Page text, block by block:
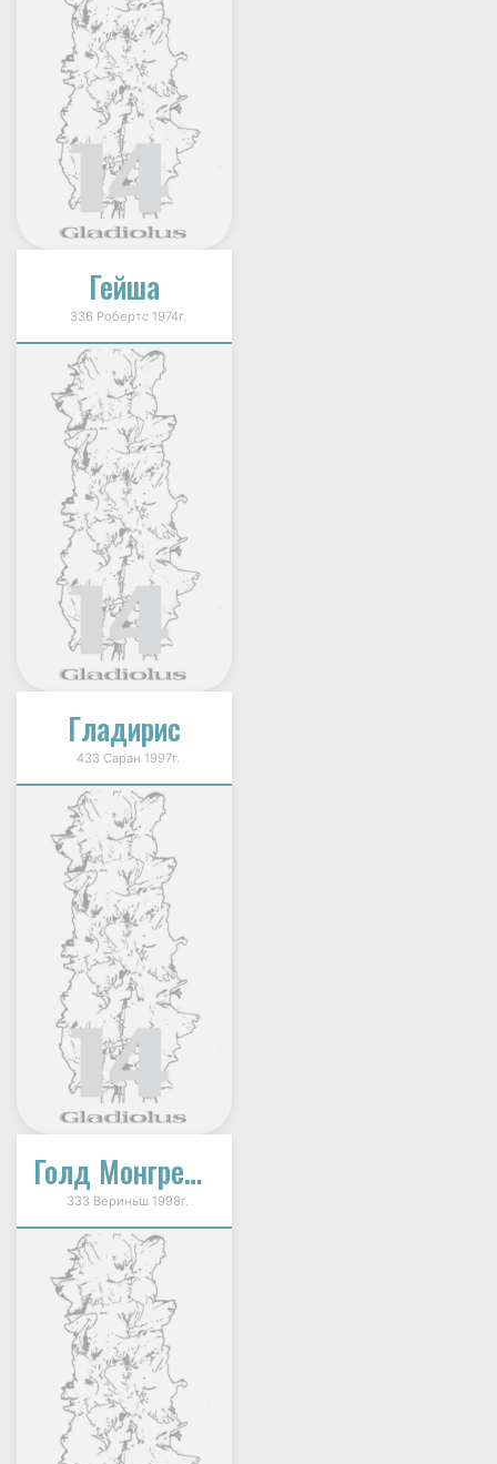
Гейша
336 Робертс 1974г.
Гладирис
433 Саран 1997г.
Голд Монгрел (Gold Mongrel)
333 Вериньш 1998г.